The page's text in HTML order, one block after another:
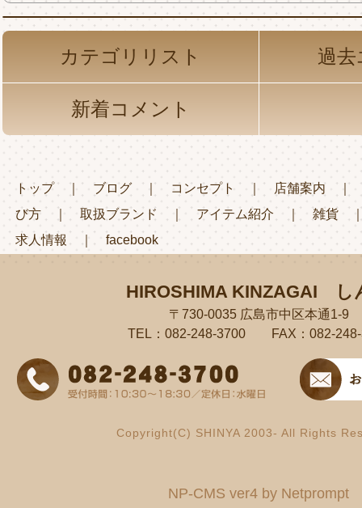
カテゴリリスト 過
新着コメント
トップ｜ ブログ｜ コンセプト ｜ 店舗案内
び方
取扱ブランド アイテム紹介 雑貨
求人情報
facebook
HIROSHIMA KINZAGAI し
〒730-0035 広島市中区本通1-9
TEL：082-248-3700 FAX：082-248-
Copyright(C) SHINYA 2003- All Rights
NP-CMS ver4 by Netprompt